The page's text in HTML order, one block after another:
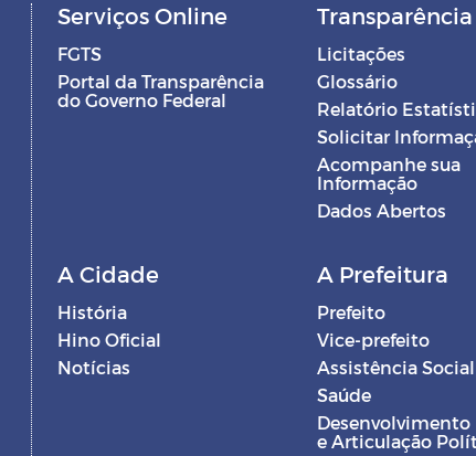
Serviços Online
FGTS
Portal da Transparência
do Governo Federal
Transparência
Licitações
Glossário
Relatório
Solicitar
Acompanhe sua
Informação
Dados Abertos
A Cidade
História
Hino Oficial
Notícias
A Prefeitura
Prefeito
Vice-prefeito
Assistência Social
Saúde
Desenvolvimento
e Articulação